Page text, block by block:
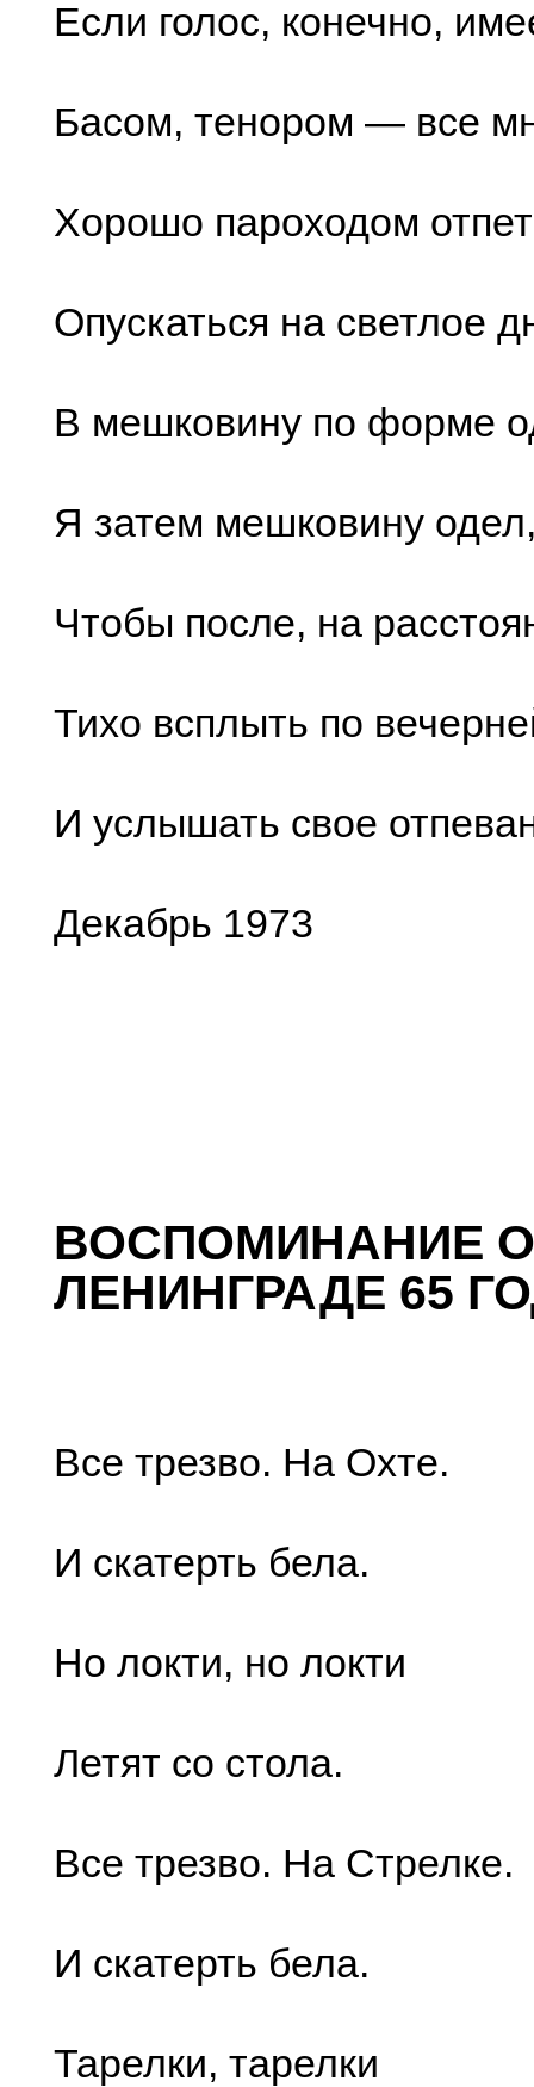
Если голос, конечно,
Басом, тенором — все
Хорошо пароходом
Опускаться на светлое
В мешковину по форме
Я затем мешковину
Чтобы после, на
Тихо всплыть по
И услышать свое
Декабрь 1973
ВОСПОМИНАНИЕ О
ЛЕНИНГРАДЕ 65
Все трезво. На Охте.
И скатерть бела.
Но локти, но локти
Летят со стола.
Все трезво. На Стрелке.
И скатерть бела.
Тарелки, тарелки